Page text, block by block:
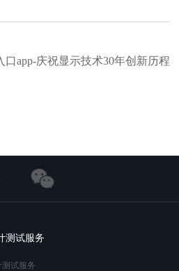
app-庆祝显示技术30年创新历程
测试服务
测试服务